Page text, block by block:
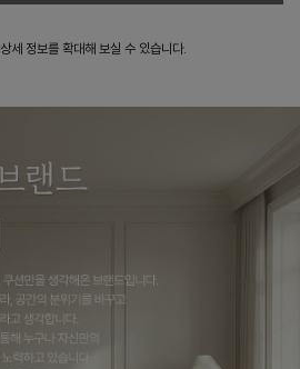
상세 정보를 확대해 보실 수 있습니다.